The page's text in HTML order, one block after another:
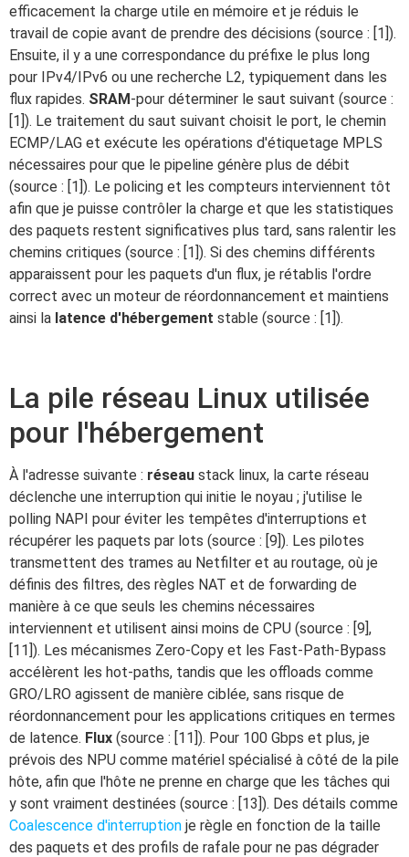
efficacement la charge utile en mémoire et je réduis le
travail de copie avant de prendre des décisions (source : [1]).
Ensuite, il y a une correspondance du préfixe le plus long
pour IPv4/IPv6 ou une recherche L2, typiquement dans les
flux rapides. SRAM-pour déterminer le saut suivant (source :
[1]). Le traitement du saut suivant choisit le port, le chemin
ECMP/LAG et exécute les opérations d'étiquetage MPLS
nécessaires pour que le pipeline génère plus de débit
(source : [1]). Le policing et les compteurs interviennent tôt
afin que je puisse contrôler la charge et que les statistiques
des paquets restent significatives plus tard, sans ralentir les
chemins critiques (source : [1]). Si des chemins différents
apparaissent pour les paquets d'un flux, je rétablis l'ordre
correct avec un moteur de réordonnancement et maintiens
ainsi la latence d'hébergement stable (source : [1]).
La pile réseau Linux utilisée
pour l'hébergement
À l'adresse suivante : réseau stack linux, la carte réseau
déclenche une interruption qui initie le noyau ; j'utilise le
polling NAPI pour éviter les tempêtes d'interruptions et
récupérer les paquets par lots (source : [9]). Les pilotes
transmettent des trames au Netfilter et au routage, où je
définis des filtres, des règles NAT et de forwarding de
manière à ce que seuls les chemins nécessaires
interviennent et utilisent ainsi moins de CPU (source : [9],
[11]). Les mécanismes Zero-Copy et les Fast-Path-Bypass
accélèrent les hot-paths, tandis que les offloads comme
GRO/LRO agissent de manière ciblée, sans risque de
réordonnancement pour les applications critiques en termes
de latence. Flux (source : [11]). Pour 100 Gbps et plus, je
prévois des NPU comme matériel spécialisé à côté de la pile
hôte, afin que l'hôte ne prenne en charge que les tâches qui
y sont vraiment destinées (source : [13]). Des détails comme
Coalescence d'interruption je règle en fonction de la taille
des paquets et des profils de rafale pour ne pas dégrader